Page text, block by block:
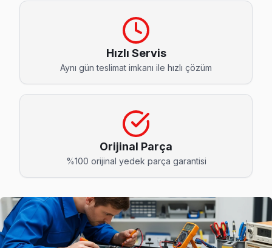
Bağlar Techwood Anakart Tamiri →
Barbaros Techwood Servis
Bağcılar'nın Barbaros bölgesindeki Techwood
Çınar Techwood Servis
Çınar mahallesi Techwood TV servisi için ön
Techwood Servis Merkezi →
Demirkapı Techwood Servis
Techwood marka TV'niz Demirkapı'de çalışmıyorsa
Bağcılar Techwood Servis →
Fatih Techwood Servis
Hızlı Servis
Aynı gün teslimat imkanı ile hızlı çözüm
Orijinal Parça
%100 orijinal yedek parça garantisi